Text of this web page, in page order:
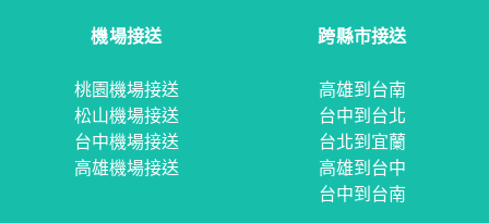
機場接送
桃園機場接送
松山機場接送
台中機場接送
高雄機場接送
跨縣市接送
高雄到台南
台中到台北
台北到宜蘭
高雄到台中
台中到台南